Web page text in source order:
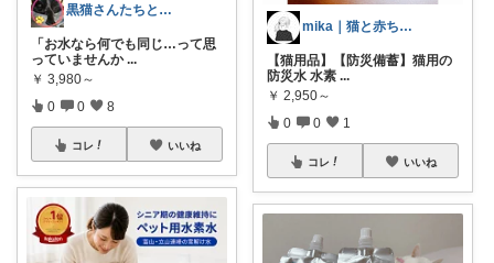
黒猫さんたちとの暮らしズボラ解決ROOM
「お水なら何でも同じ…って思
っていませんか ...
￥ 3,980～
0 0 8
コレ いいね
mika｜猫と赤ちゃんの暮らし
【猫用品】【防災備蓄】猫用の
防災水 水素 ...
￥ 2,950～
0 0 1
コレ いいね